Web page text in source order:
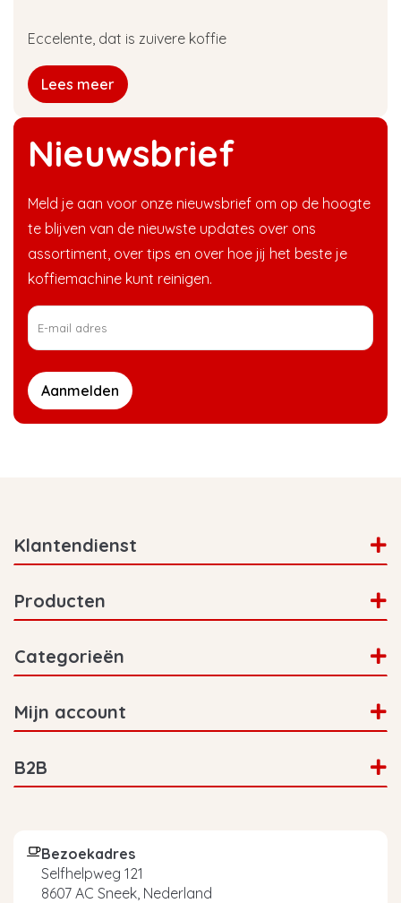
Nieuwsbrief
Meld je aan voor onze nieuwsbrief om op de hoogte
te blijven van de nieuwste updates over ons
assortiment, over tips en over hoe jij het beste je
koffiemachine kunt reinigen.
Aanmelden
Eccelente, dat is zuivere koffie
Lees meer
Klantendienst
Producten
Categorieën
Mijn account
B2B
Bezoekadres
Selfhelpweg 121
8607 AC Sneek, Nederland